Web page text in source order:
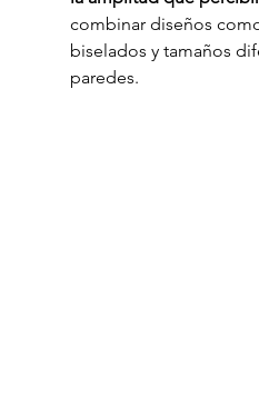
combinar diseños
biselados y tamaños
paredes.